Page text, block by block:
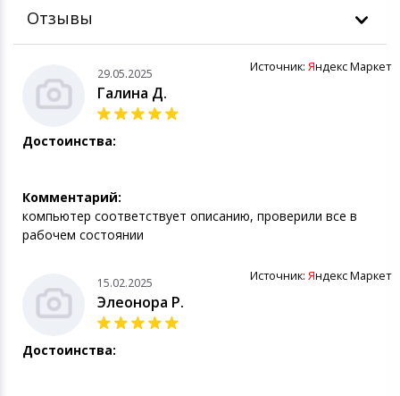
Отзывы
Источник: Яндекс Маркет
29.05.2025
Галина Д.
Достоинства:
Комментарий:
компьютер соответствует описанию, проверили все в
рабочем состоянии
Источник: Яндекс Маркет
15.02.2025
Элеонора Р.
Достоинства: